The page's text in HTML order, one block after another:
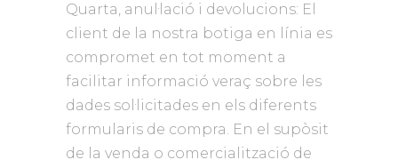
Quarta, anul·lació i devolucions: El
client de la nostra botiga en línia es
compromet en tot moment a
facilitar informació veraç sobre les
dades sol·licitades en els diferents
formularis de compra. En el supòsit
de la venda o comercialització de